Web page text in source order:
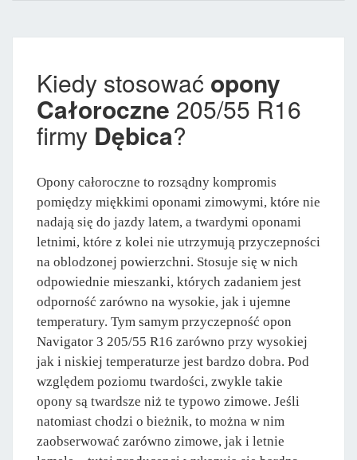
Kiedy stosować opony
Całoroczne 205/55 R16
firmy Dębica?
Opony całoroczne to rozsądny kompromis
pomiędzy miękkimi oponami zimowymi, które nie
nadają się do jazdy latem, a twardymi oponami
letnimi, które z kolei nie utrzymują przyczepności
na oblodzonej powierzchni. Stosuje się w nich
odpowiednie mieszanki, których zadaniem jest
odporność zarówno na wysokie, jak i ujemne
temperatury. Tym samym przyczepność opon
Navigator 3 205/55 R16 zarówno przy wysokiej
jak i niskiej temperaturze jest bardzo dobra. Pod
względem poziomu twardości, zwykle takie
opony są twardsze niż te typowo zimowe. Jeśli
natomiast chodzi o bieżnik, to można w nim
zaobserwować zarówno zimowe, jak i letnie